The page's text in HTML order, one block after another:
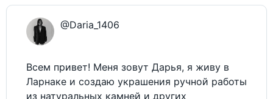
@Daria_1406
Всем привет! Меня зовут Дарья, я живу в
Ларнаке и создаю украшения ручной работы
из натуральных камней и других